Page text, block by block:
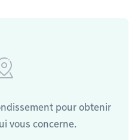
pour obtenir
vous concerne.